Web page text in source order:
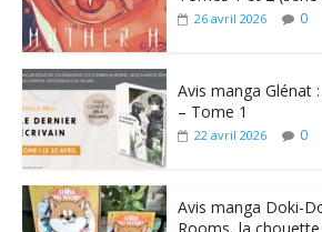
26 avril 2026 0
Avis manga Glénat
– Tome 1
22 avril 2026 0
Avis manga Doki-